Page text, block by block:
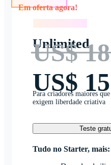
Unlimited
US$ 18
US$ 15
Para criadores maiores
exigem liberdade criativa
Teste
Tudo no Starter, mais: